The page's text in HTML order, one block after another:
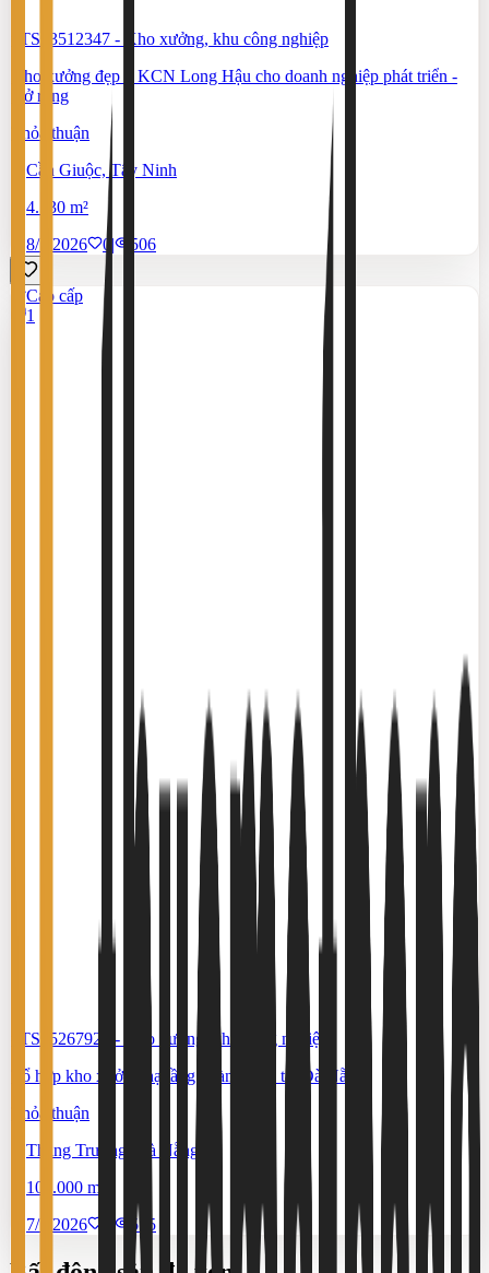
#TS83512347 -
Kho xưởng, khu công nghiệp
Kho xưởng đẹp ở KCN Long Hậu cho doanh nghiệp phát triển -
mở rộng
Thỏa thuận
Cần Giuộc, Tây Ninh
4.130 m²
8/7/2026
0 | 506
Cao cấp
1
#TS65267922 -
Kho xưởng, khu công nghiệp
Tổ hợp kho xưởng hạ tầng hoàn chỉnh tại Đà Nẵng
Thỏa thuận
Thăng Trường, Đà Nẵng
100.000 m²
7/7/2026
555